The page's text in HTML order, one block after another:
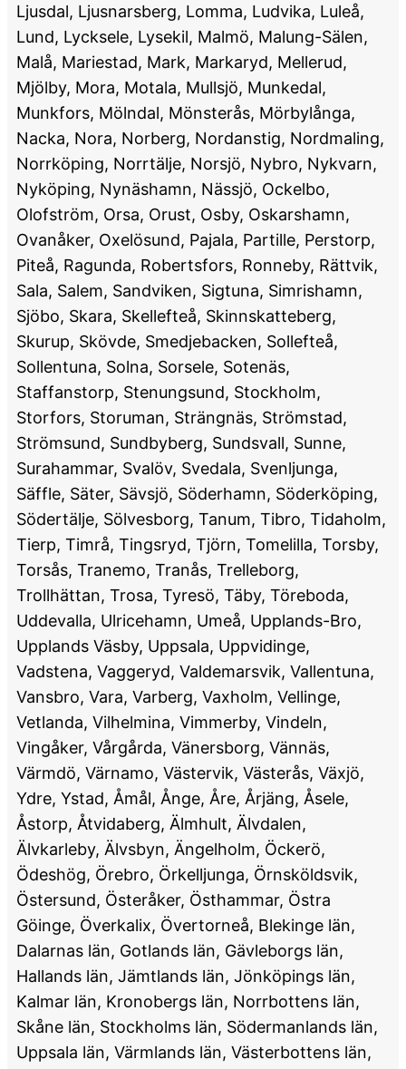
Ljusdal, Ljusnarsberg, Lomma, Ludvika, Luleå,
Lund, Lycksele, Lysekil, Malmö, Malung-Sälen,
Malå, Mariestad, Mark, Markaryd, Mellerud,
Mjölby, Mora, Motala, Mullsjö, Munkedal,
Munkfors, Mölndal, Mönsterås, Mörbylånga,
Nacka, Nora, Norberg, Nordanstig, Nordmaling,
Norrköping, Norrtälje, Norsjö, Nybro, Nykvarn,
Nyköping, Nynäshamn, Nässjö, Ockelbo,
Olofström, Orsa, Orust, Osby, Oskarshamn,
Ovanåker, Oxelösund, Pajala, Partille, Perstorp,
Piteå, Ragunda, Robertsfors, Ronneby, Rättvik,
Sala, Salem, Sandviken, Sigtuna, Simrishamn,
Sjöbo, Skara, Skellefteå, Skinnskatteberg,
Skurup, Skövde, Smedjebacken, Sollefteå,
Sollentuna, Solna, Sorsele, Sotenäs,
Staffanstorp, Stenungsund, Stockholm,
Storfors, Storuman, Strängnäs, Strömstad,
Strömsund, Sundbyberg, Sundsvall, Sunne,
Surahammar, Svalöv, Svedala, Svenljunga,
Säffle, Säter, Sävsjö, Söderhamn, Söderköping,
Södertälje, Sölvesborg, Tanum, Tibro, Tidaholm,
Tierp, Timrå, Tingsryd, Tjörn, Tomelilla, Torsby,
Torsås, Tranemo, Tranås, Trelleborg,
Trollhättan, Trosa, Tyresö, Täby, Töreboda,
Uddevalla, Ulricehamn, Umeå, Upplands-Bro,
Upplands Väsby, Uppsala, Uppvidinge,
Vadstena, Vaggeryd, Valdemarsvik, Vallentuna,
Vansbro, Vara, Varberg, Vaxholm, Vellinge,
Vetlanda, Vilhelmina, Vimmerby, Vindeln,
Vingåker, Vårgårda, Vänersborg, Vännäs,
Värmdö, Värnamo, Västervik, Västerås, Växjö,
Ydre, Ystad, Åmål, Ånge, Åre, Årjäng, Åsele,
Åstorp, Åtvidaberg, Älmhult, Älvdalen,
Älvkarleby, Älvsbyn, Ängelholm, Öckerö,
Ödeshög, Örebro, Örkelljunga, Örnsköldsvik,
Östersund, Österåker, Östhammar, Östra
Göinge, Överkalix, Övertorneå, Blekinge län,
Dalarnas län, Gotlands län, Gävleborgs län,
Hallands län, Jämtlands län, Jönköpings län,
Kalmar län, Kronobergs län, Norrbottens län,
Skåne län, Stockholms län, Södermanlands län,
Uppsala län, Värmlands län, Västerbottens län,